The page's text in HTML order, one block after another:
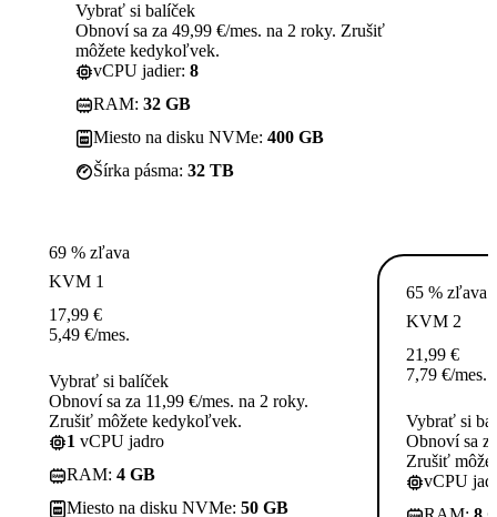
Vybrať si balíček
Obnoví sa za 49,99 €/mes. na 2 roky. Zrušiť
môžete kedykoľvek.
vCPU jadier: 8
RAM: 32 GB
Miesto na disku NVMe: 400 GB
Šírka pásma: 32 TB
69 % zľava
KVM 1
17,99 €
5,49 €/mes.
Vybrať si balíček
Obnoví sa za 11,99 €/mes. na 2 roky.
Zrušiť môžete kedykoľvek.
1 vCPU jadro
RAM: 4 GB
Miesto na disku NVMe: 50 GB
65 % zľava
KVM 2
21,99 €
7,79 €/mes.
Vybrať si
Obnoví sa
Zrušiť
vCPU